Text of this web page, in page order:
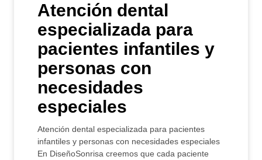
Atención dental
especializada para
pacientes infantiles y
personas con
necesidades
especiales
Atención dental especializada para pacientes
infantiles y personas con necesidades especiales
En DiseñoSonrisa creemos que cada paciente